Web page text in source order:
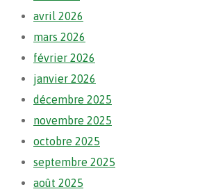
avril 2026
mars 2026
février 2026
janvier 2026
décembre 2025
novembre 2025
octobre 2025
septembre 2025
août 2025